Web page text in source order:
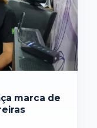
marca de